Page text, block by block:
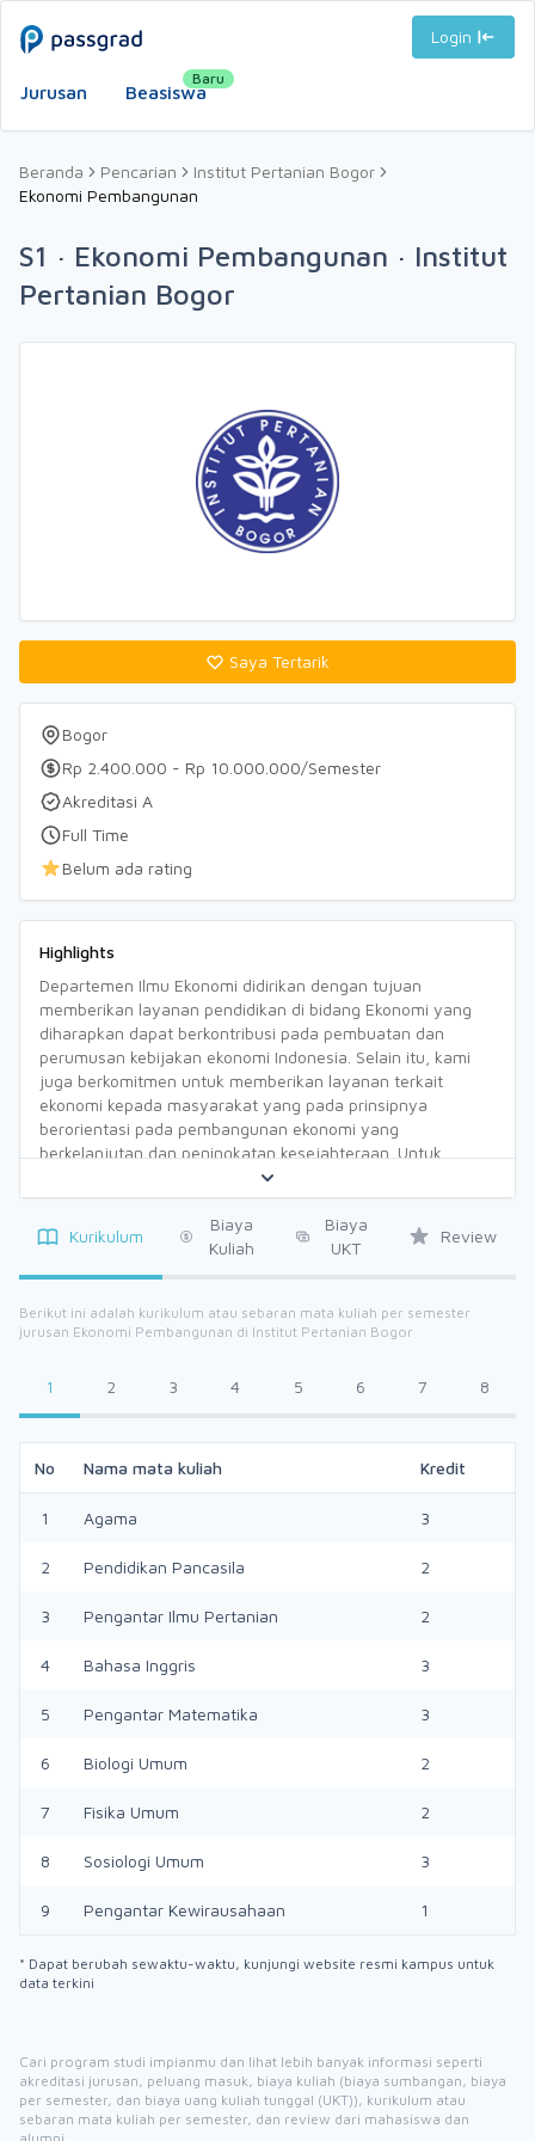
Jurusan Beasiswa
Baru
Login
Beranda Pencarian
Institut Pertanian Bogor
Ekonomi Pembangunan
S1 · Ekonomi Pembangunan · Institut
Pertanian Bogor
Saya Tertarik
Bogor
Rp 2.400.000 - Rp 10.000.000/Semester
Akreditasi A
Full Time
Belum ada rating
Highlights
Departemen Ilmu Ekonomi didirikan dengan tujuan
memberikan layanan pendidikan di bidang Ekonomi yang
diharapkan dapat berkontribusi pada pembuatan dan
perumusan kebijakan ekonomi Indonesia. Selain itu, kami
juga berkomitmen untuk memberikan layanan terkait
ekonomi kepada masyarakat yang pada prinsipnya
berorientasi pada pembangunan ekonomi yang
berkelanjutan dan peningkatan kesejahteraan. Untuk
mendukung komitmen kami, Departemen Ekonomi telah
menjalankan layanan pendidikan, penelitian, dan
pengembangan masyarakat yang sangat berkualitas dan
holistik melalui pendekatan inovatif. Kami juga fokus untuk
membantu menyediakan sumber daya manusia yang
Jurusan Ekonomi dua jurusan utama, yaitu: 1. Program
studi Ekonomi Pembangunan sebagai program sarjana (S1)
memberikan informasi yang akurat dan efektif kepada
masyarakat dan pemangku kepentingan terkait mengenai
layanan Departemen Ilmu Ekonomi, Visi dan Misi, Tujuan,
serta keahlian yang kami miliki di Departemen Ekonomi.
berguna bagi semua pemangku kepentingan.
Kurikulum
Biaya
Kuliah
Biaya
UKT
Review
Berikut ini adalah kurikulum atau sebaran mata kuliah per semester
jurusan Ekonomi Pembangunan di Institut Pertanian Bogor
1 2 3 4 5 6 7 8
No Nama mata kuliah Kredit
1 Agama 3
2 Pendidikan Pancasila 2
3 Pengantar Ilmu Pertanian 2
4 Bahasa Inggris 3
5 Pengantar Matematika 3
6 Biologi Umum 2
7 Fisika Umum 2
8 Sosiologi Umum 3
9 Pengantar Kewirausahaan 1
* Dapat berubah sewaktu-waktu, kunjungi website resmi kampus untuk
data terkini
Cari program studi impianmu dan lihat lebih banyak informasi seperti
akreditasi jurusan, peluang masuk, biaya kuliah (biaya sumbangan, biaya
per semester, dan biaya uang kuliah tunggal (UKT)), kurikulum atau
sebaran mata kuliah per semester, dan review dari mahasiswa dan